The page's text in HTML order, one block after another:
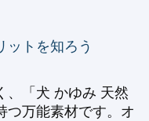
ットを知ろう
、「犬 かゆみ 天然
つ万能素材です。オ